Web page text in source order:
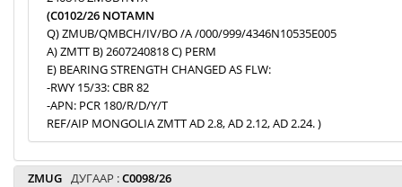
(C0102/26 NOTAMN
Q) ZMUB/QMBCH/IV/BO /A /000/999/4346N10535E005
A) ZMTT B) 2607240818 C) PERM
E) BEARING STRENGTH CHANGED AS FLW:
-RWY 15/33: CBR 82
-APN: PCR 180/R/D/Y/T
REF/AIP MONGOLIA ZMTT AD 2.8, AD 2.12, AD 2.24. )
ZMUG ДУГААР :C0098/26